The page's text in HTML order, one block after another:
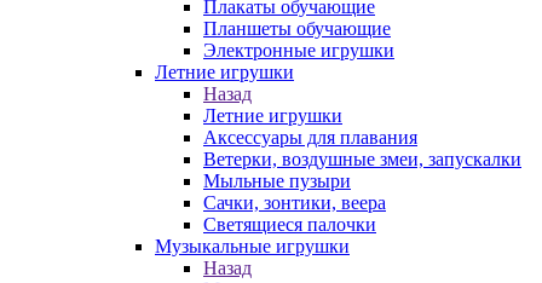
Плакаты обучающие
Планшеты обучающие
Электронные игрушки
Летние игрушки
Назад
Летние игрушки
Аксессуары для плавания
Ветерки, воздушные змеи, запускалки
Мыльные пузыри
Сачки, зонтики, веера
Светящиеся палочки
Музыкальные игрушки
Назад